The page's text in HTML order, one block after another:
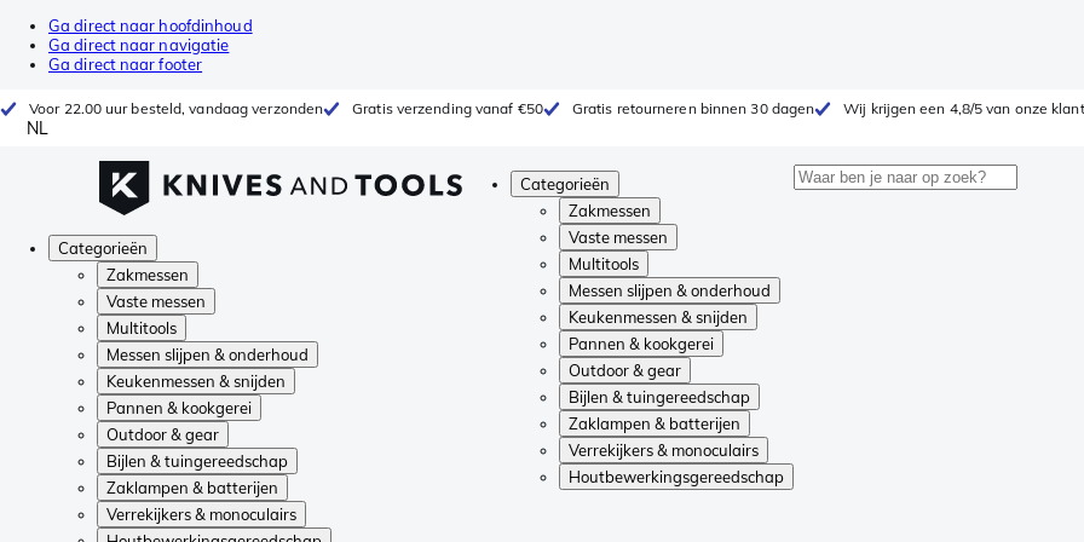
Ga direct naar hoofdinhoud
Ga direct naar navigatie
Ga direct naar footer
Voor 22.00 uur besteld, vandaag verzonden Gratis verzending vanaf €50 Gratis retourneren binnen 30 dagen Wij krijgen een 4,8/5 van onze
NL
Categorieën
Zakmessen
Vaste messen
Multitools
Messen slijpen & onderhoud
Keukenmessen & snijden
Pannen & kookgerei
Outdoor & gear
Bijlen & tuingereedschap
Zaklampen & batterijen
Verrekijkers & monoculairs
Houtbewerkingsgereedschap
Categorieën
Zakmessen
Vaste messen
Multitools
Messen slijpen & onderhoud
Keukenmessen & snijden
Pannen & kookgerei
Outdoor & gear
Bijlen & tuingereedschap
Zaklampen & batterijen
Verrekijkers & monoculairs